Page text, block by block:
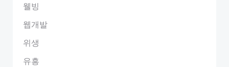
웰빙
웹개발
위생
유흥